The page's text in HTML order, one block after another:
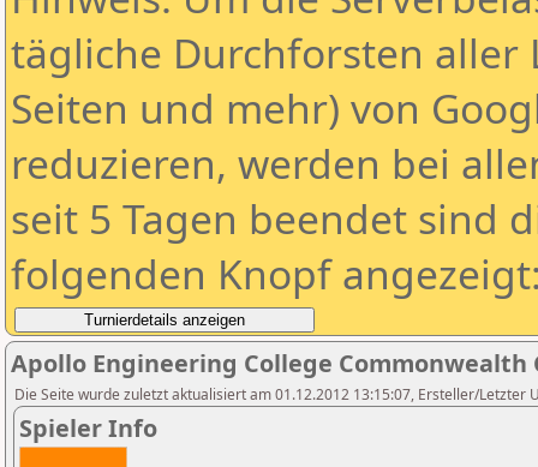
tägliche Durchforsten aller
Seiten und mehr) von
reduzieren, werden bei
seit 5 Tagen beendet sind
folgenden Knopf
Apollo Engineering College Commonwealth
Die Seite wurde zuletzt aktualisiert am 01.12.2012 13:15:07, Ersteller/Letzter
Spieler Info